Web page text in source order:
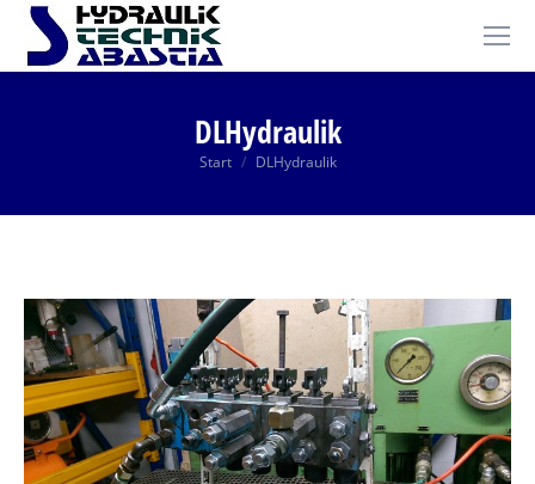
DLHydraulik
Sie befinden sich hier:
Start DLHydraulik